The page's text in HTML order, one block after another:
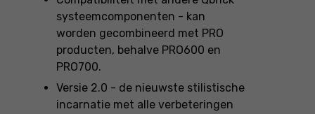
systeemcomponenten - kan
worden gecombineerd met PRO
producten, behalve PRO600 en
PRO700.
Versie 2.0 - de nieuwste stilistische
incarnatie met alle verbeteringen